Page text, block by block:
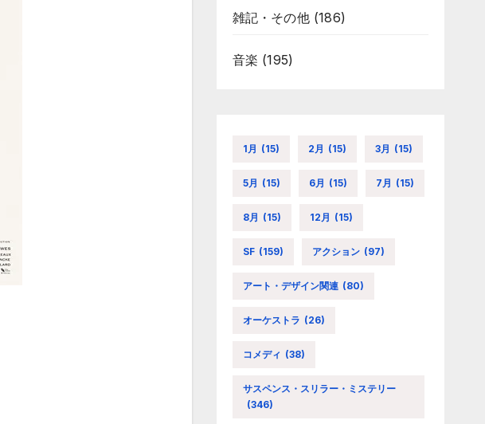
雑記・その他(186)
音楽 (195)
1月 (15) 2月 (15) 3月 (15)
5月 (15) 6月 (15) 7月 (15)
8月 (15) 12月 (15)
SF (159) アクション (97)
アート・デザイン関連 (80)
オーケストラ (26)
コメディ (38)
サスペンス・スリラー・ミステリー
(346)